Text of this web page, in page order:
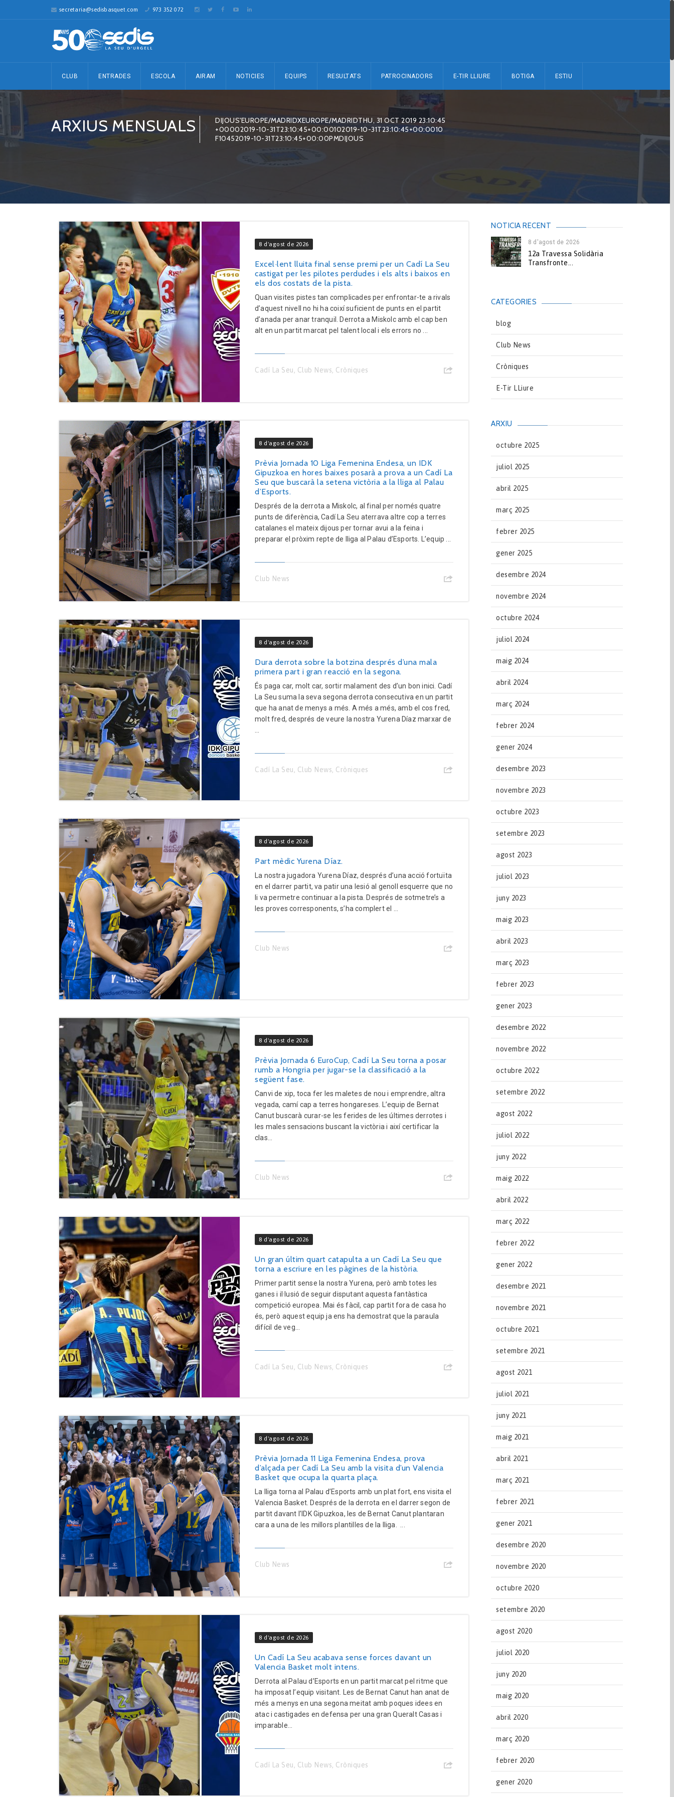
secretaria@sedisbasquet.com 973 352 072
CLUB ENTRADES ESCOLA AIRAM NOTICIES EQUIPS RESULTATS PATROCINADORS E-TIR LLIURE BOTIGA ESTIU
ARXIUS MENSUALS
DIJOUS'EUROPE/MADRIDXEUROPE/MADRIDTHU, 31 OCT 2019 23:10:45
+00002019-10-31T23:10:45+00:00102019-10-31T23:10:45+00:0010
F10452019-10-31T23:10:45+00:00PMDIJOUS
8 d'agost de 2026
Excel·lent lluita final sense premi per un Cadí La Seu
castigat per les pilotes perdudes i els alts i baixos en
els dos costats de la pista.
Quan visites pistes tan complicades per enfrontar-te a rivals
d’aquest nivell no hi ha coixí suficient de punts en el partit
d’anada per anar tranquil. Derrota a Miskolc amb el cap ben
alt en un partit marcat pel talent local i els errors no ...
Cadí La Seu Club News Cròniques
8 d'agost de 2026
Prèvia Jornada 10 Liga Femenina Endesa, un IDK
Gipuzkoa en hores baixes posarà a prova a un Cadí La
Seu que buscarà la setena victòria a la lliga al Palau
d’Esports.
Després de la derrota a Miskolc, al final per només quatre
punts de diferència, Cadí La Seu aterrava altre cop a terres
catalanes el mateix dijous per tornar avui a la feina i
preparar el pròxim repte de lliga al Palau d’Esports. L’equip ...
Club News
8 d'agost de 2026
Dura derrota sobre la botzina després d’una mala
primera part i gran reacció en la segona.
És paga car, molt car, sortir malament des d’un bon inici. Cadí
La Seu suma la seva segona derrota consecutiva en un partit
que ha anat de menys a més. A més a més, amb el cos fred,
molt fred, després de veure la nostra Yurena Díaz marxar de
Cadí La Seu Club News Cròniques
8 d'agost de 2026
Part mèdic Yurena Díaz.
La nostra jugadora Yurena Díaz, després d’una acció fortuïta
en el darrer partit, va patir una lesió al genoll esquerre que no
li va permetre continuar a la pista. Després de sotmetre’s a
les proves corresponents, s’ha complert el ...
Club News
8 d'agost de 2026
Prèvia Jornada 6 EuroCup, Cadí La Seu torna a posar
rumb a Hongria per jugar-se la classificació a la
següent fase.
Canvi de xip, toca fer les maletes de nou i emprendre, altra
vegada, camí cap a terres hongareses. L’equip de Bernat
Canut buscarà curar-se les ferides de les últimes derrotes i
les males sensacions buscant la victòria i així certificar la
clas...
Club News
8 d'agost de 2026
Un gran últim quart catapulta a un Cadí La Seu que
torna a escriure en les pàgines de la història.
Primer partit sense la nostra Yurena, però amb totes les
ganes i il·lusió de seguir disputant aquesta fantàstica
competició europea. Mai és fàcil, cap partit fora de casa ho
és, però aquest equip ja ens ha demostrat que la paraula
difícil de veg...
Cadí La Seu Club News Cròniques
8 d'agost de 2026
Prèvia Jornada 11 Liga Femenina Endesa, prova
d’alçada per Cadí La Seu amb la visita d’un Valencia
Basket que ocupa la quarta plaça.
La lliga torna al Palau d’Esports amb un plat fort, ens visita el
Valencia Basket. Després de la derrota en el darrer segon de
partit davant l’IDK Gipuzkoa, les de Bernat Canut plantaran
cara a una de les millors plantilles de la lliga. ...
Club News
8 d'agost de 2026
Un Cadí La Seu acabava sense forces davant un
Valencia Basket molt intens.
Derrota al Palau d’Esports en un partit marcat pel ritme que
ha imposat l’equip visitant. Les de Bernat Canut han anat de
més a menys en una segona meitat amb poques idees en
atac i castigades en defensa per una gran Queralt Casas i
imparable...
Cadí La Seu Club News Cròniques
NOTICIA RECENT
8 d'agost de 2026
12a Travessa Solidària
Transfronte...
CATEGORIES
blog
Club News
Cròniques
E-Tir LLiure
ARXIU
octubre 2025
juliol 2025
abril 2025
març 2025
febrer 2025
gener 2025
desembre 2024
novembre 2024
octubre 2024
juliol 2024
maig 2024
abril 2024
març 2024
febrer 2024
gener 2024
desembre 2023
novembre 2023
octubre 2023
setembre 2023
agost 2023
juliol 2023
juny 2023
maig 2023
abril 2023
març 2023
febrer 2023
gener 2023
desembre 2022
novembre 2022
octubre 2022
setembre 2022
agost 2022
juliol 2022
juny 2022
maig 2022
abril 2022
març 2022
febrer 2022
gener 2022
desembre 2021
novembre 2021
octubre 2021
setembre 2021
agost 2021
juliol 2021
juny 2021
maig 2021
abril 2021
març 2021
febrer 2021
gener 2021
desembre 2020
novembre 2020
octubre 2020
setembre 2020
agost 2020
juliol 2020
juny 2020
maig 2020
abril 2020
març 2020
febrer 2020
gener 2020